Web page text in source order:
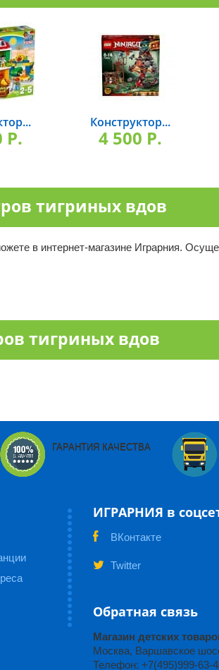
P.
Конструктор...
4 500 P.
тигриных вдов
в интернет-магазине Играрния.
тигриных вдов
ГАРАНТИЯ КАЧЕСТВА
ИГРАРНИЯ в
ВКонтакте
Twitter
Обратная связь
Магазин детских
Москва, Варшавское
Телефон: +7(495)999-63-